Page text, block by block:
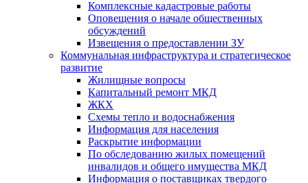
Комплексные кадастровые работы
Оповещения о начале общественных
обсуждений
Извещения о предоставлении ЗУ
Коммунальная инфраструктура и стратегическое
развитие
Жилищные вопросы
Капитальный ремонт МКД
ЖКХ
Схемы тепло и водоснабжения
Информация для населения
Раскрытие информации
По обследованию жилых помещений
инвалидов и общего имущества МКД
Информация о поставщиках твердого